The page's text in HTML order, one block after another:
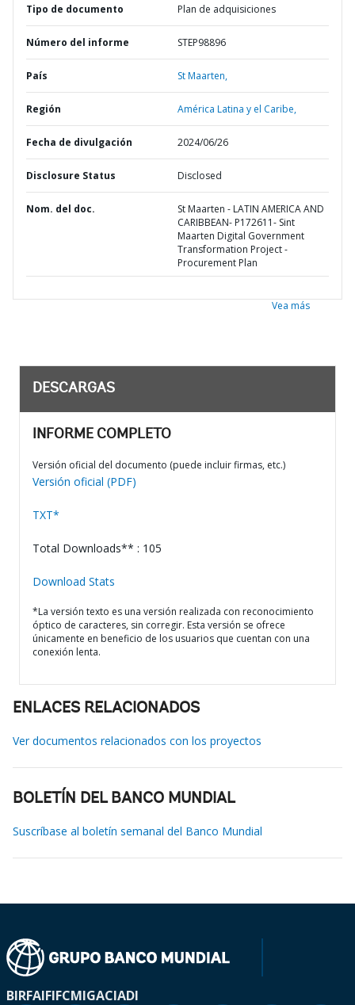
Tipo de documento Plan de adquisiciones
Número del informe STEP98896
País St Maarten,
Región América Latina y el Caribe,
Fecha de divulgación 2024/06/26
Disclosure Status Disclosed
Nom. del doc.
St Maarten - LATIN AMERICA AND
CARIBBEAN- P172611- Sint
Maarten Digital Government
Transformation Project -
Procurement Plan
Vea más
DESCARGAS
INFORME COMPLETO
Versión oficial del documento (puede incluir firmas, etc.)
Versión oficial (PDF)
TXT*
Total Downloads** : 105
Download Stats
*La versión texto es una versión realizada con reconocimiento
óptico de caracteres, sin corregir. Esta versión se ofrece
únicamente en beneficio de los usuarios que cuentan con una
conexión lenta.
ENLACES RELACIONADOS
Ver documentos relacionados con los proyectos
BOLETÍN DEL BANCO MUNDIAL
Suscríbase al boletín semanal del Banco Mundial
BIRFAIFIFCMIGACIADI